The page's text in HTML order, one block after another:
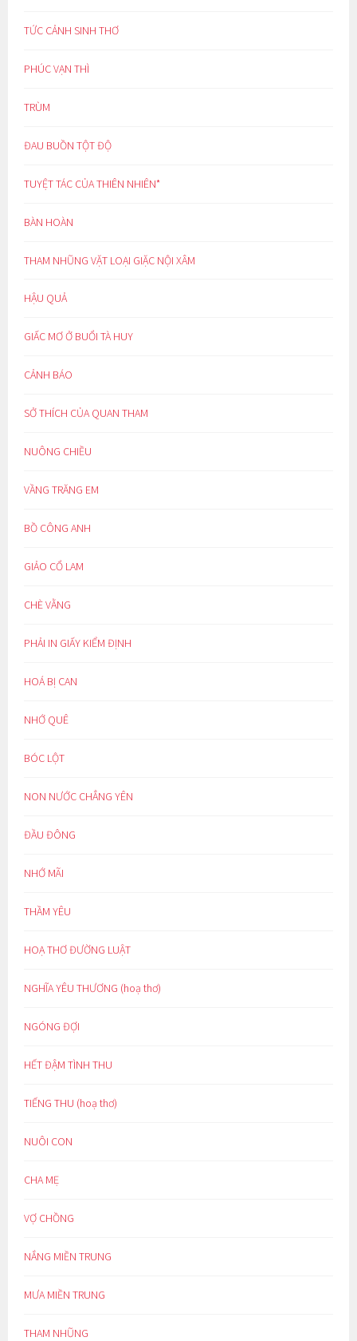
TỨC CẢNH SINH THƠ
PHÚC VẠN THÌ
TRÙM
ĐAU BUỒN TỘT ĐỘ
TUYỆT TÁC CỦA THIÊN NHIÊN*
BÀN HOÀN
THAM NHŨNG VẶT LOẠI GIẶC NỘI XÂM
HẬU QUẢ
GIẤC MƠ Ở BUỔI TÀ HUY
CẢNH BÁO
SỞ THÍCH CỦA QUAN THAM
NUÔNG CHIỀU
VẦNG TRĂNG EM
BỒ CÔNG ANH
GIẢO CỔ LAM
CHÈ VẰNG
PHẢI IN GIẤY KIỂM ĐỊNH
HOÁ BỊ CAN
NHỚ QUÊ
BÓC LỘT
NON NƯỚC CHẲNG YÊN
ĐẦU ĐÔNG
NHỚ MÃI
THẦM YÊU
HOẠ THƠ ĐƯỜNG LUẬT
NGHĨA YÊU THƯƠNG (hoạ thơ)
NGÓNG ĐỢI
HẾT ĐẬM TÌNH THU
TIẾNG THU (hoạ thơ)
NUÔI CON
CHA MẸ
VỢ CHỒNG
NẮNG MIỀN TRUNG
MƯA MIỀN TRUNG
THAM NHŨNG